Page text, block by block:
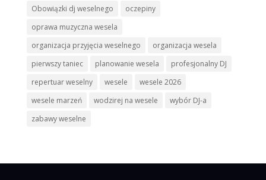
Obowiązki dj weselnego
oczepiny
oprawa muzyczna wesela
organizacja przyjęcia weselnego
organizacja wesela
pierwszy taniec
planowanie wesela
profesjonalny DJ
repertuar weselny
wesele
wesele 2026
wesele marzeń
wodzirej na wesele
wybór DJ-a
zabawy weselne